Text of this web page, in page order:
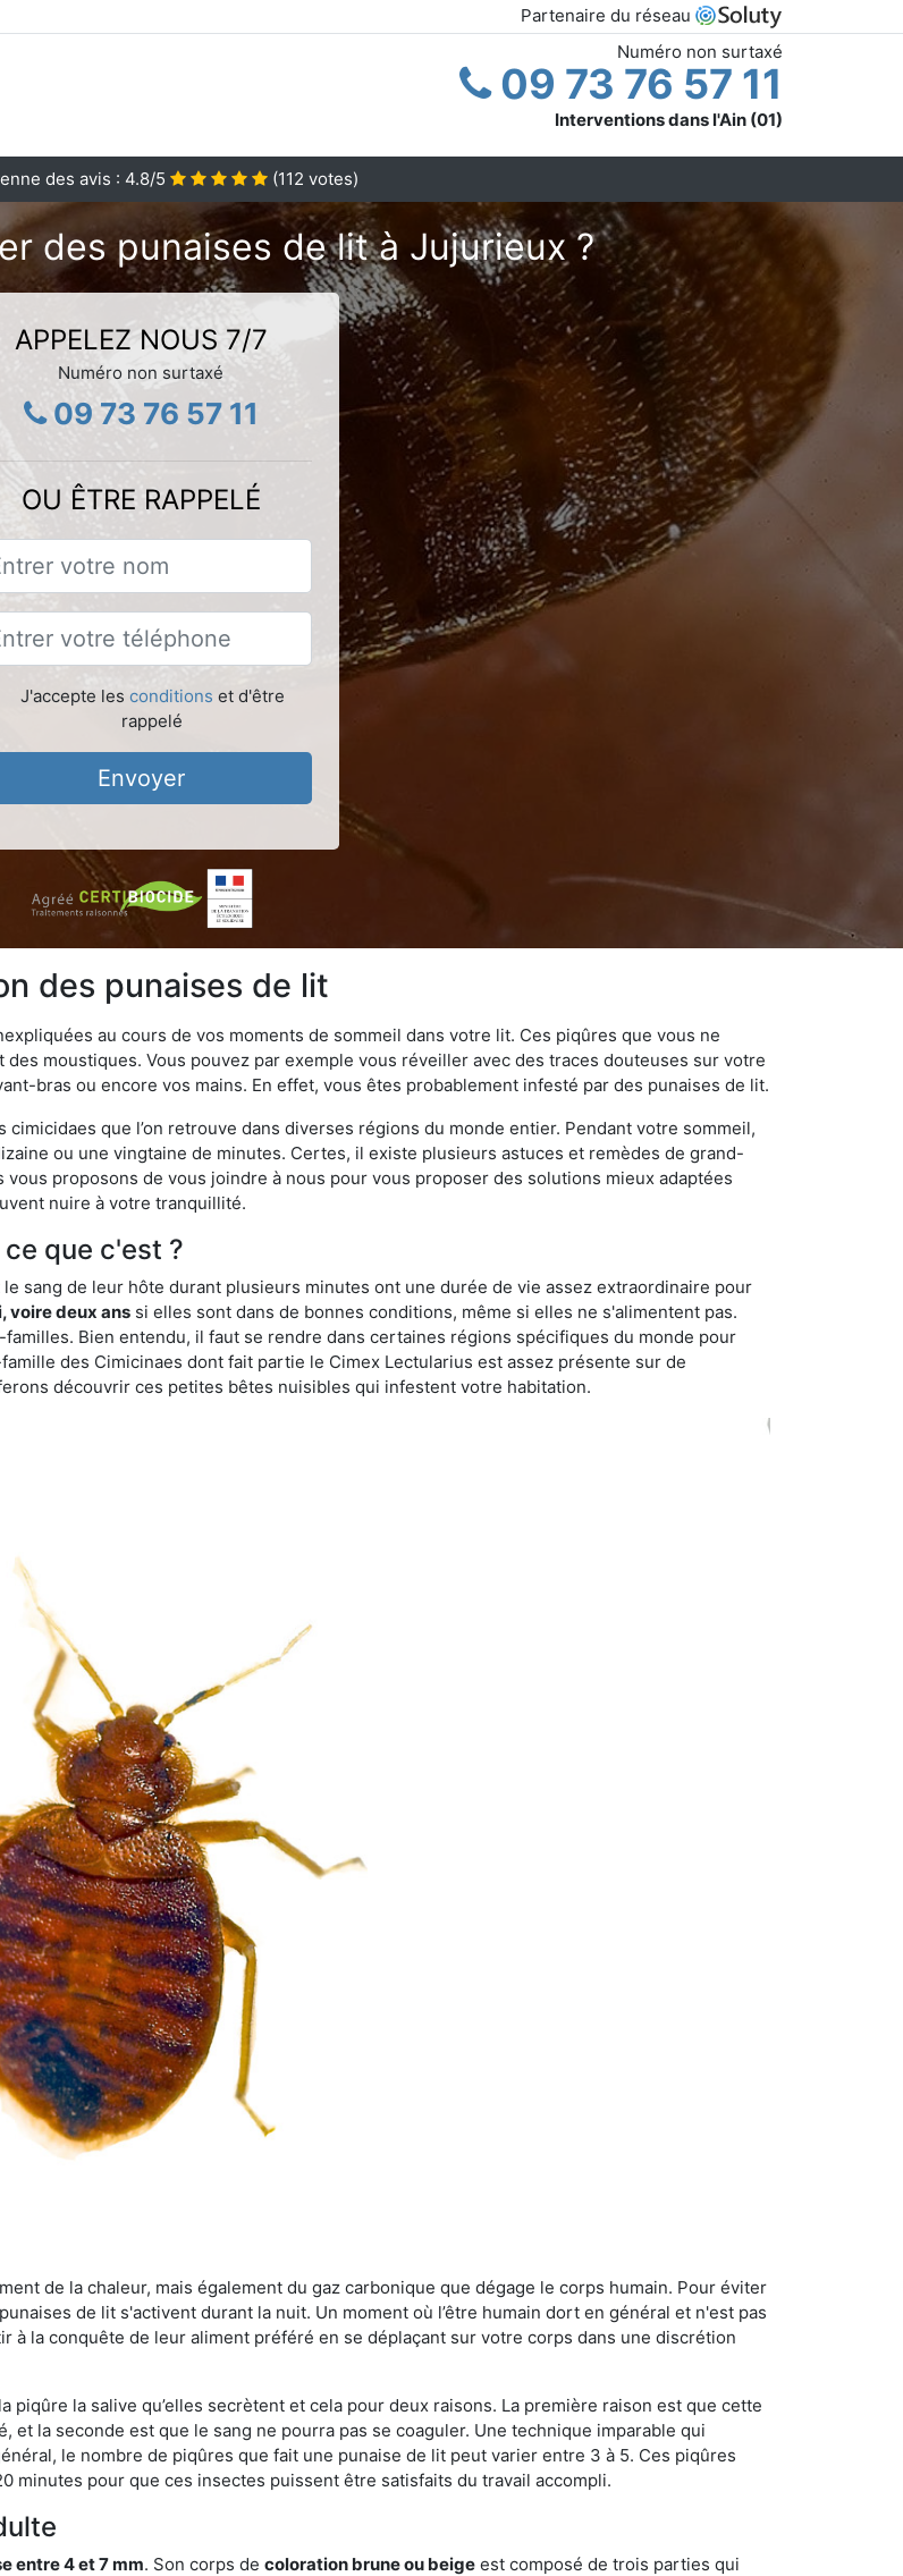
Partenaire du réseau
Numéro non surtaxé
09 73 76 57 11
Interventions dans l'Ain (01)
des avis : 4.8/5 (112 votes)
des punaises de lit à Jujurieux ?
APPELEZ NOUS 7/7
Numéro non surtaxé
09 73 76 57 11
OU ÊTRE RAPPELÉ
J'accepte les conditions et d'être
rappelé
Envoyer
des punaises de lit
au cours de vos moments de sommeil dans votre lit. Ces piqûres que vous ne
moustiques. Vous pouvez par exemple vous réveiller avec des traces douteuses sur votre
bras ou encore vos mains. En effet, vous êtes probablement infesté par des punaises de lit.
que l’on retrouve dans diverses régions du monde entier. Pendant votre sommeil,
ou une vingtaine de minutes. Certes, il existe plusieurs astuces et remèdes de grand-
proposons de vous joindre à nous pour vous proposer des solutions mieux adaptées
nuire à votre tranquillité.
que c'est ?
sang de leur hôte durant plusieurs minutes ont une durée de vie assez extraordinaire pour
voire deux ans si elles sont dans de bonnes conditions, même si elles ne s'alimentent pas.
Bien entendu, il faut se rendre dans certaines régions spécifiques du monde pour
des Cimicinaes dont fait partie le Cimex Lectularius est assez présente sur de
découvrir ces petites bêtes nuisibles qui infestent votre habitation.
de la chaleur, mais également du gaz carbonique que dégage le corps humain. Pour éviter
de lit s'activent durant la nuit. Un moment où l’être humain dort en général et n'est pas
à la conquête de leur aliment préféré en se déplaçant sur votre corps dans une discrétion
la salive qu’elles secrètent et cela pour deux raisons. La première raison est que cette
et la seconde est que le sang ne pourra pas se coaguler. Une technique imparable qui
le nombre de piqûres que fait une punaise de lit peut varier entre 3 à 5. Ces piqûres
minutes pour que ces insectes puissent être satisfaits du travail accompli.
entre 4 et 7 mm. Son corps de coloration brune ou beige est composé de trois parties qui